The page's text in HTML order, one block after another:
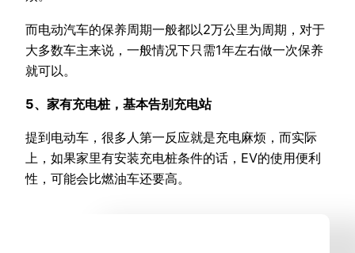
而电动汽车的保养周期一般都以2万公里为周期，对于
大多数车主来说，一般情况下只需1年左右做一次保养
就可以。
5、家有充电桩，基本告别充电站
提到电动车，很多人第一反应就是充电麻烦，而实际
上，如果家里有安装充电桩条件的话，EV的使用便利
性，可能会比燃油车还要高。